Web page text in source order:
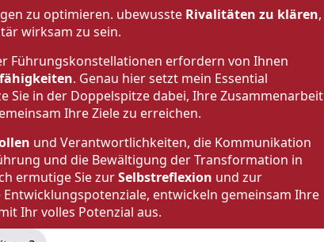
zu optimieren. ubewusste Rivalitäten zu klären,
wirksam zu sein.
Führungskonstellationen erfordern von Ihnen
. Genau hier setzt mein Essential
Sie in der Doppelspitze dabei, Ihre Zusammenarbeit
Ihre Ziele zu erreichen.
und Verantwortlichkeiten, die Kommunikation
und die Bewältigung der Transformation in
ermutige Sie zurSelbstreflexion und zur
entwickeln gemeinsam Ihre
Ihr volles Potenzial aus.